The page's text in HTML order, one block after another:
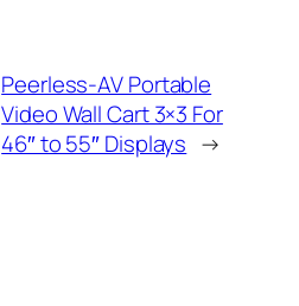
Peerless-AV Portable
Video Wall Cart 3×3 For
46″ to 55″ Displays →